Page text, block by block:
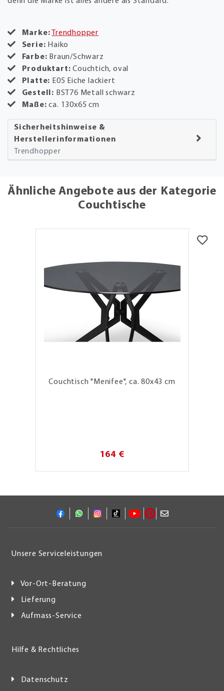
Marke:
Trendhopper
Serie: Haiko
Farbe: Braun/Schwarz
Produktart:Couchtich, oval
Platte: E05 Eiche lackiert
Gestell: BST76 Metall schwarz
Maße:ca. 130x65 cm
Sicherheitshinweise &
Herstellerinformationen
Trendhopper
Ähnliche Angebote aus der Kategorie
Couchtische
Couchtisch "Menifee", ca. 80x43 cm
164 €
Unsere Serviceleistungen
Vor-Ort-Beratung
Lieferung
Aufmass-Service
Hilfe & Rechtliches
Datenschutz